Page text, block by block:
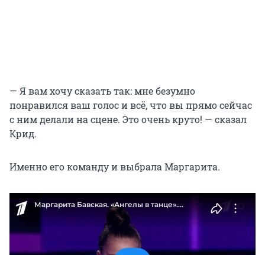
— Я вам хочу сказать так: мне безумно
понравился ваш голос и всё, что вы прямо сейчас
с ним делали на сцене. Это очень круто! — сказал
Крид.
Именно его команду и выбрала Маргарита.